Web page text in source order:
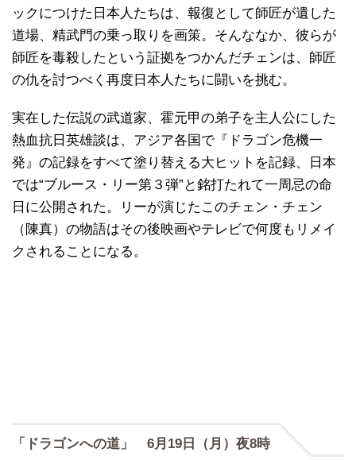
ックにつけた日本人たちは、報復として師匠が遺した
道場、精武門の乗っ取りを画策。そんななか、彼らが
師匠を毒殺したという証拠をつかんだチェンは、師匠
の仇を討つべく再度日本人たちに闘いを挑む。
実在した伝説の武道家、霍元甲の弟子を主人公にした
熱血抗日英雄談は、アジア各国で『ドラゴン危機一
発』の記録をすべて塗り替える大ヒットを記録、日本
では“ブルース・リー第３弾”と銘打たれて一周忌の命
日に公開された。リーが演じたこのチェン・チェン
（陳真）の物語はその後映画やテレビで何度もリメイ
クされることになる。
「ドラゴンへの道」 6月19日（月）夜8時